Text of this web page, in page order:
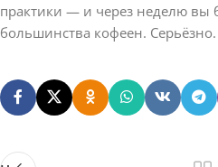
практики — и через неделю вы
большинства кофеен. Серьёзно.